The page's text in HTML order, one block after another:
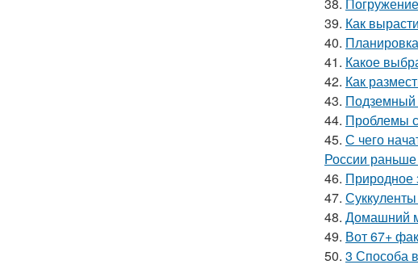
39. Как
40.
41. Какое
42. Как
43. Подземный
44. Проблемы
45. С чего
России раньше
46. Природное
47.
48. Домашний
49. Вот 67+
50. 3 Способа